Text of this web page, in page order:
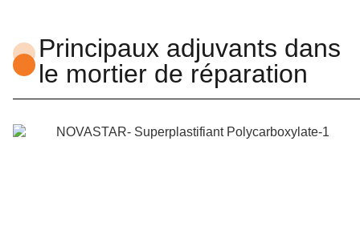
Principaux adjuvants dans
le mortier de réparation